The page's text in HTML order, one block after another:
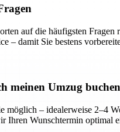
auf die häufigsten Fragen
– damit Sie bestens
meinen Umzug
möglich – idealerweise 2–4
Ihren Wunschtermin optimal